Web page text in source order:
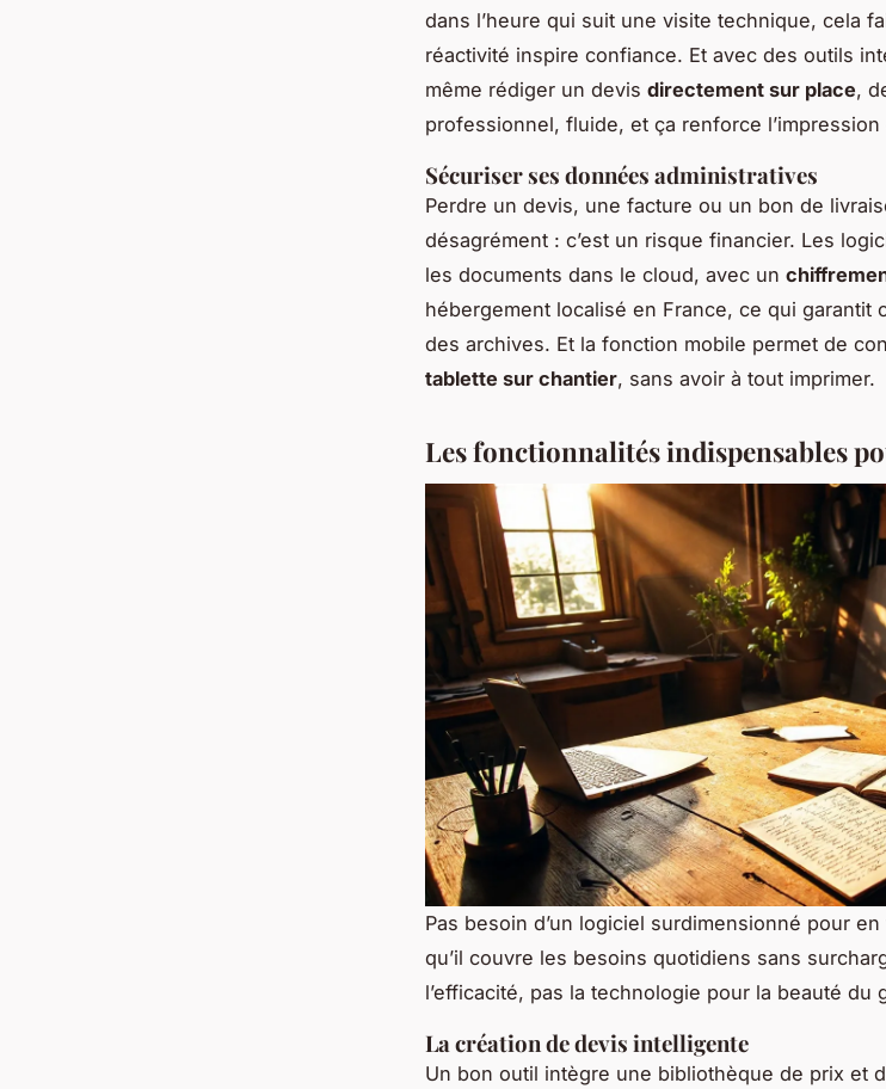
dans l’heure qui suit une visite technique, cela
réactivité inspire confiance. Et avec des outils
même rédiger un devis directement sur place,
professionnel, fluide, et ça renforce l’impression
Sécuriser ses données administratives
Perdre un devis, une facture ou un bon de
désagrément : c’est un risque financier. Les
les documents dans le cloud, avec un
hébergement localisé en France, ce qui garantit
des archives. Et la fonction mobile permet de
tablette sur chantier, sans avoir à tout imprimer.
Les fonctionnalités indispensables
Pas besoin d’un logiciel surdimensionné pour en
qu’il couvre les besoins quotidiens sans
l’efficacité, pas la technologie pour la beauté du
La création de devis intelligente
Un bon outil intègre une bibliothèque de prix et